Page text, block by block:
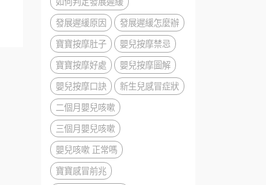
發展遲緩原因
發展遲緩怎麼辦
寶寶按摩肚子
嬰兒按摩禁忌
寶寶按摩好處
嬰兒按摩圖解
嬰兒按摩口訣
新生兒感冒症狀
二個月嬰兒咳嗽
三個月嬰兒咳嗽
嬰兒咳嗽 正常嗎
寶寶感冒前兆